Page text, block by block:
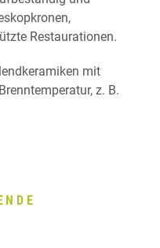
Restaurationen.
mit
z. B.